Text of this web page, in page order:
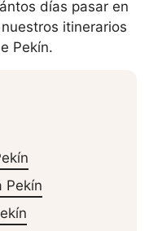
días pasar en
itinerarios
Pekín.
Pekín